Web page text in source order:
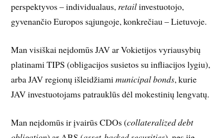
perspektyvos – individualaus, retailinvestuotojo,
gyvenančio Europos sąjungoje, konkrečiau – Lietuvoje.
Man visiškai neįdomūs JAV ar Vokietijos vyriausybių
platinami TIPS (obligacijos susietos su infliacijos lygiu),
arba JAV regionų išleidžiamimunicipal bonds, kurie
JAV investuotojams patrauklūs dėl mokestinių lengvatų.
Man neįdomūs ir įvairūs CDOs (collateralized debt